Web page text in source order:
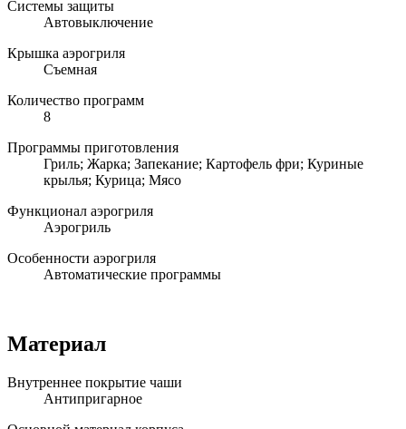
Системы защиты
Автовыключение
Крышка аэрогриля
Съемная
Количество программ
8
Программы приготовления
Гриль; Жарка; Запекание; Картофель фри; Куриные
крылья; Курица; Мясо
Функционал аэрогриля
Аэрогриль
Особенности аэрогриля
Автоматические программы
Материал
Внутреннее покрытие чаши
Антипригарное